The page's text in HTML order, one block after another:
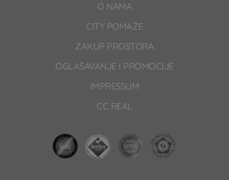
O NAMA
CITY POMAŽE
ZAKUP PROSTORA
OGLAŠAVANJE I PROMOCIJE
IMPRESSUM
CC REAL